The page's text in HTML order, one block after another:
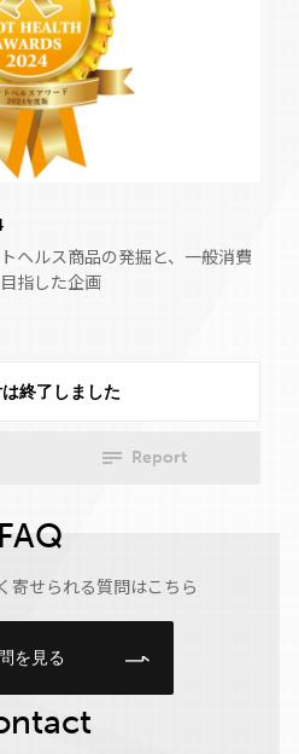
ヘルス商品の発掘と、一般消費
指した企画
終了しました
Report
FAQ
寄せられる質問はこちら
を見る